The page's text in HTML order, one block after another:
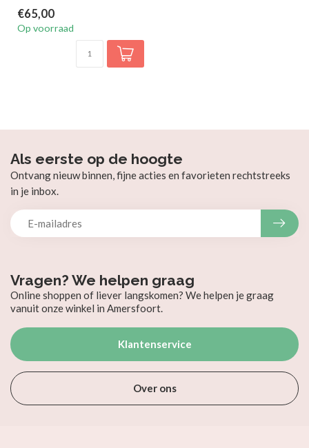
€65,00
Op voorraad
Vragen? We helpen graag
Online shoppen of liever langskomen? We helpen je graag
vanuit onze winkel in Amersfoort.
Klantenservice
Over ons
Als eerste op de hoogte
Ontvang nieuw binnen, fijne acties en favorieten rechtstreeks
in je inbox.